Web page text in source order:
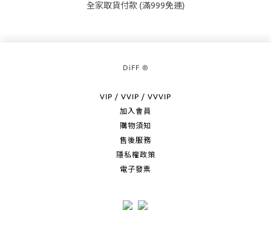
全家取貨付款 (滿999免運)
DiFF ®
VIP / VVIP / VVVIP
加入會員
購物須知
售後服務
隱私權政策
電子發票